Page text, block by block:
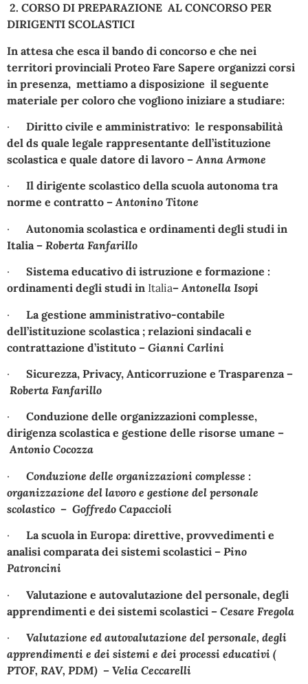
2. CORSO DI PREPARAZIONE AL CONCORSO PER
DIRIGENTI SCOLASTICI
In attesa che esca il bando di concorso e che nei
territori provinciali Proteo Fare Sapere organizzi corsi
in presenza, mettiamo a disposizione il seguente
materiale per coloro che vogliono iniziare a studiare:
· Diritto civile e amministrativo: le responsabilità
del ds quale legale rappresentante dell’istituzione
scolastica e quale datore di lavoro –Anna Armone
· Il dirigente scolastico della scuola autonoma tra
norme e contratto –Antonino Titone
· Autonomia scolastica e ordinamenti degli studi in
Italia – Roberta Fanfarillo
· Sistema educativo di istruzione e formazione :
ordinamenti degli studi in Italia–Antonella Isopi
· La gestione amministrativo-contabile
dell’istituzione scolastica ; relazioni sindacali e
contrattazione d’istituto – Gianni Carlini
· Sicurezza, Privacy, Anticorruzione e Trasparenza –
Roberta Fanfarillo
· Conduzione delle organizzazioni complesse,
dirigenza scolastica e gestione delle risorse umane –
Antonio Cocozza
· Conduzione delle organizzazioni complesse :
organizzazione del lavoro e gestione del personale
scolastico – Goffredo Capaccioli
· La scuola in Europa: direttive, provvedimenti e
analisi comparata dei sistemi scolastici – Pino
Patroncini
· Valutazione e autovalutazione del personale, degli
apprendimenti e dei sistemi scolastici – Cesare Fregola
· Valutazione ed autovalutazione del personale, degli
apprendimenti e dei sistemi e dei processi educativi (
PTOF, RAV, PDM) – Velia Ceccarelli